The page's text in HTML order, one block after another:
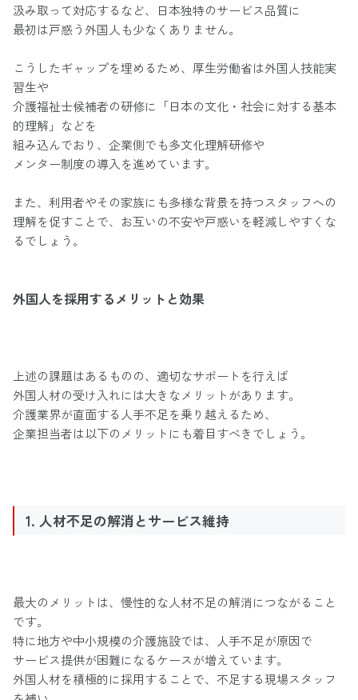
汲み取って対応するなど、日本独特のサービス品質に
最初は戸惑う外国人も少なくありません。
こうしたギャップを埋めるため、厚生労働省は外国人技能実
習生や
介護福祉士候補者の研修に「日本の文化・社会に対する基本
的理解」などを
組み込んでおり、企業側でも多文化理解研修や
メンター制度の導入を進めています。
また、利用者やその家族にも多様な背景を持つスタッフへの
理解を促すことで、お互いの不安や戸惑いを軽減しやすくな
るでしょう。
外国人を採用するメリットと効果
上述の課題はあるものの、適切なサポートを行えば
外国人材の受け入れには大きなメリットがあります。
介護業界が直面する人手不足を乗り越えるため、
企業担当者は以下のメリットにも着目すべきでしょう。
1. 人材不足の解消とサービス維持
最大のメリットは、慢性的な人材不足の解消につながること
です。
特に地方や中小規模の介護施設では、人手不足が原因で
サービス提供が困難になるケースが増えています。
外国人材を積極的に採用することで、不足する現場スタッフ